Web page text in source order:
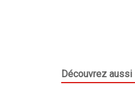
Découvrez aussi